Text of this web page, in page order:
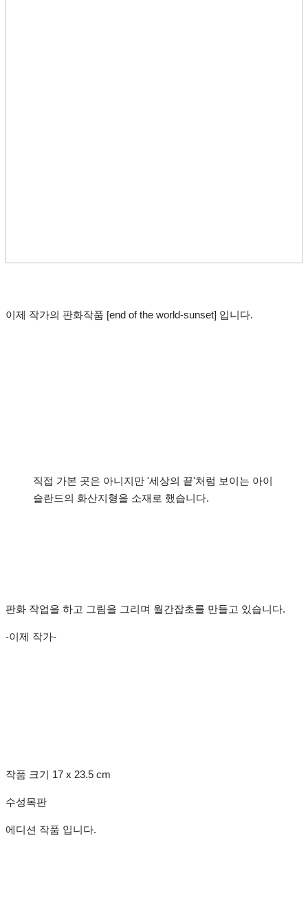
이제 작가의 판화작품 [end of the world-sunset] 입니다.
직접 가본 곳은 아니지만 '세상의 끝'처럼 보이는 아이
슬란드의 화산지형을 소재로 했습니다.
판화 작업을 하고 그림을 그리며 월간잡초를 만들고 있습니다.
-이제 작가-
작품 크기 17 x 23.5 cm
수성목판
에디션 작품 입니다.